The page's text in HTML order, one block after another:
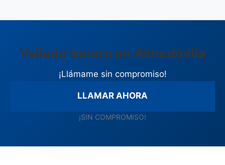
Vallado barato en Almedinilla
¡Llámame sin compromiso!
LLAMAR AHORA
¡SIN COMPROMISO!